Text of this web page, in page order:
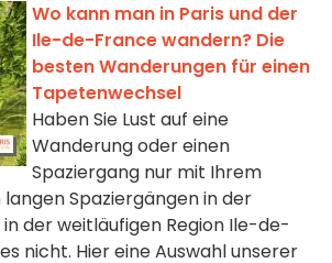
Wo kann man in Paris und der
Ile-de-France wandern? Die
besten Wanderungen für einen
Tapetenwechsel
Haben Sie Lust auf eine
Wanderung oder einen
Spaziergang nur mit Ihrem
langen Spaziergängen in der
der weitläufigen Region Ile-de-
nicht. Hier eine Auswahl unserer